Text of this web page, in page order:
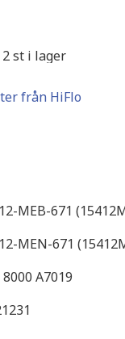
2 st i lager
från HiFlo
MEB-671
MEN-671
A7019